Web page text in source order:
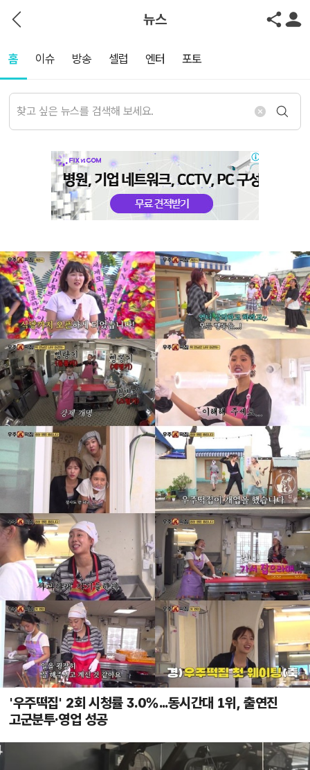
뉴스
홈 이슈 방송 셀럽 엔터 포토
'우주떡집' 2회 시청률 3.0%...동시간대 1위, 출연진
고군분투·영업 성공